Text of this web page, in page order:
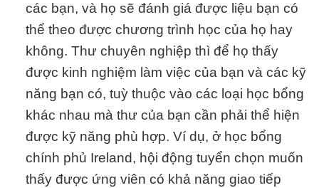
các bạn, và họ sẽ đánh giá được liệu bạn có
thể theo được chương trình học của họ hay
không. Thư chuyên nghiệp thì để họ thấy
được kinh nghiệm làm việc của bạn và các kỹ
năng bạn có, tuỳ thuộc vào các loại học bổng
khác nhau mà thư của bạn cần phải thể hiện
được kỹ năng phù hợp. Ví dụ, ở học bổng
chính phủ Ireland, hội động tuyển chọn muốn
thấy được ứng viên có khả năng giao tiếp